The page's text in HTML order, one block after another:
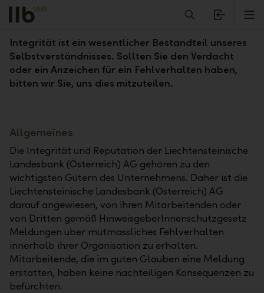
Alerts.Headline
Hinweisgeberverfahren ("Whistleblowing")
Integrität ist ein wesentlicher Bestandteil unseres
Selbstverständnisses. Sollten Sie den Verdacht
oder ein Anzeichen für ein Fehlverhalten haben,
bitten wir Sie, uns dies mitzuteilen.
Allgemeines
Die Integrität und Reputation der Liechtensteinische
Landesbank (Österreich) AG gehören zu den
wichtigsten Gütern des Unternehmens. Daher ist die
Liechtensteinische Landesbank (Österreich) AG
darauf angewiesen, von ihren Mitarbeitenden oder
von Dritten gemäß HinweisgeberInnenschutzgesetz
Meldungen über mutmassliches Fehlverhalten
innerhalb ihrer Organisation zu erhalten.
Mitarbeitende, die im guten Glauben eine Meldung
erstatten, haben keine nachteiligen Konsequenzen zu
befürchten.